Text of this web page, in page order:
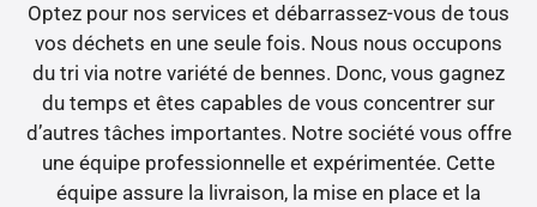
Optez pour nos services et débarrassez-vous de tous
vos déchets en une seule fois. Nous nous occupons
du tri via notre variété de bennes. Donc, vous gagnez
du temps et êtes capables de vous concentrer sur
d’autres tâches importantes. Notre société vous offre
une équipe professionnelle et expérimentée. Cette
équipe assure la livraison, la mise en place et la